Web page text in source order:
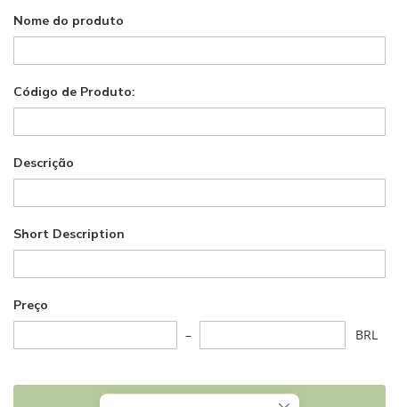
Nome do produto
Código de Produto:
Descrição
Short Description
Preço
BRL